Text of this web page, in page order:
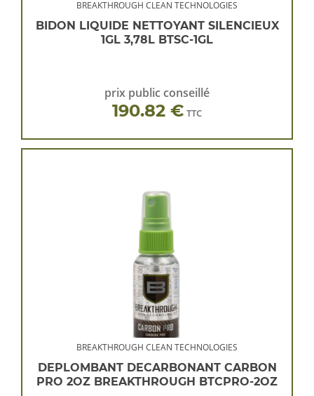
BREAKTHROUGH CLEAN TECHNOLOGIES
BIDON LIQUIDE NETTOYANT SILENCIEUX
1GL 3,78L BTSC-1GL
prix public conseillé
190.82 € TTC
BREAKTHROUGH CLEAN TECHNOLOGIES
DEPLOMBANT DECARBONANT CARBON
PRO 2OZ BREAKTHROUGH BTCPRO-2OZ